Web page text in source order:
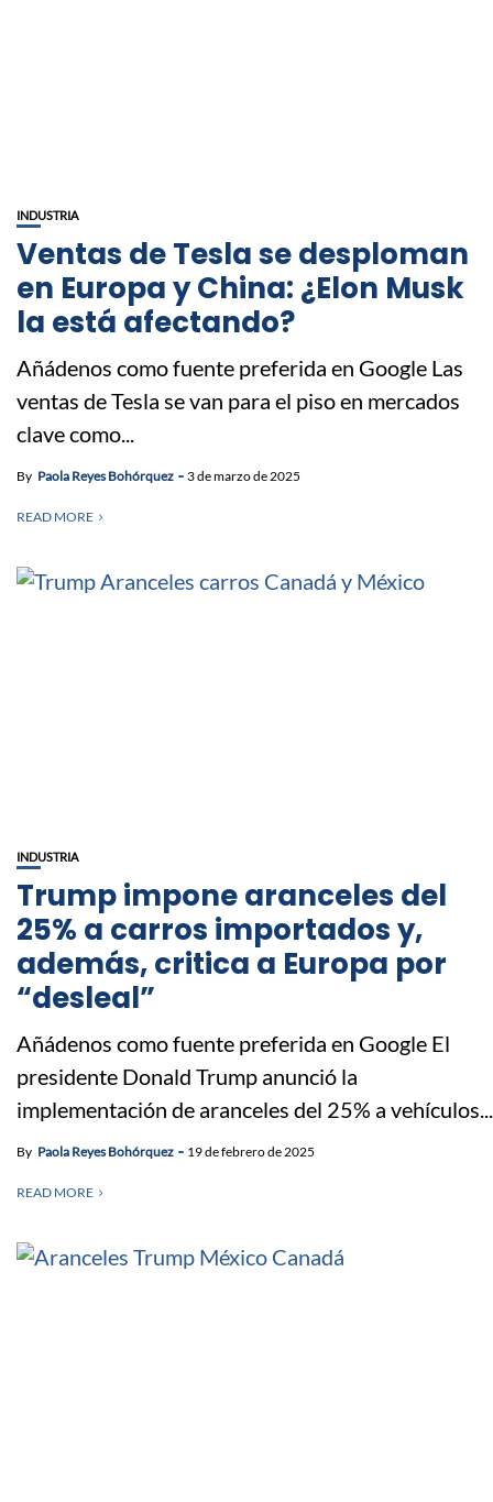
INDUSTRIA
Ventas de Tesla se desploman
en Europa y China: ¿Elon Musk
la está afectando?
Añádenos como fuente preferida en Google Las
ventas de Tesla se van para el piso en mercados
clave como...
By Paola Reyes Bohórquez 3 de marzo de 2025
READ MORE
INDUSTRIA
Trump impone aranceles del
25% a carros importados y,
además, critica a Europa por
“desleal”
Añádenos como fuente preferida en Google El
presidente Donald Trump anunció la
implementación de aranceles del 25% a vehículos...
By Paola Reyes Bohórquez 19 de febrero de 2025
READ MORE